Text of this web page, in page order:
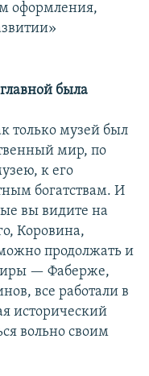
оформления,
была
только музей был
мир, по
к его
богатствам. И
вы видите на
Коровина,
продолжать и
— Фаберже,
все работали в
исторический
вольно своим